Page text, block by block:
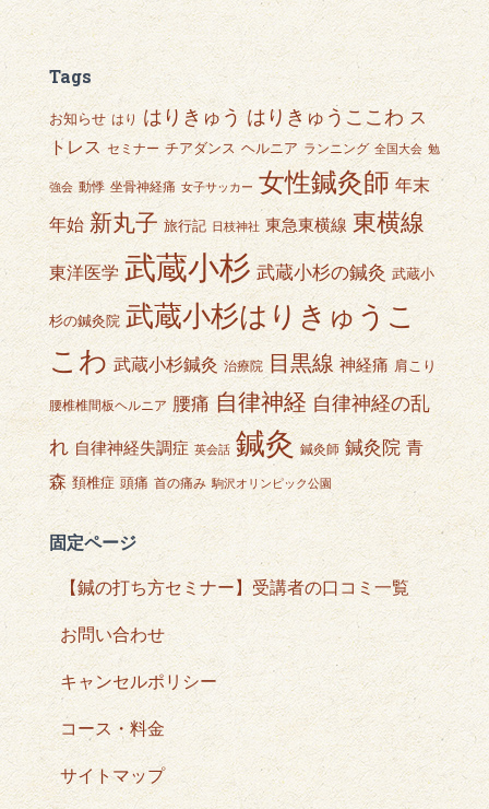
:
Tags
お知らせ はり はりきゅう はりきゅうここわ ス
トレス セミナー チアダンス ヘルニア ランニング 全国大会 勉
強会 動悸 坐骨神経痛 女子サッカー 女性鍼灸師 年末
年始 新丸子 旅行記 日枝神社 東急東横線 東横線
東洋医学 武蔵小杉 武蔵小杉の鍼灸 武蔵小
杉の鍼灸院 武蔵小杉はりきゅうこ
こわ 武蔵小杉鍼灸 治療院 目黒線 神経痛 肩こり
腰椎椎間板ヘルニア 腰痛 自律神経 自律神経の乱
れ 自律神経失調症 英会話 鍼灸 鍼灸師 鍼灸院 青
森 頚椎症 頭痛 首の痛み 駒沢オリンピック公園
固定ページ
【鍼の打ち方セミナー】受講者の口コミ一覧
お問い合わせ
キャンセルポリシー
コース・料金
サイトマップ